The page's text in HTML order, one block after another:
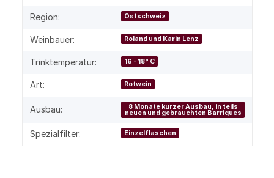
Region: Ostschweiz
Weinbauer: Roland und Karin Lenz
Trinktemperatur: 16 - 18° C
Art: Rotwein
Ausbau: 8 Monate kurzer Ausbau, in teils
neuen und gebrauchten Barriques
Spezialfilter: Einzelflaschen